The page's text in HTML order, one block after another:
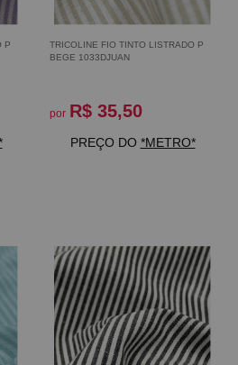
P
TRICOLINE FIO TINTO LISTRADO P
BEGE 1033DJUAN
por R$ 35,50
PREÇO DO *METRO*